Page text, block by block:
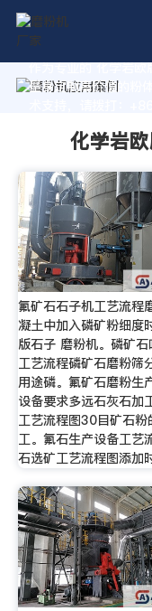
作为专业的 化学岩
量身定制高价值的粉
化学岩
氟矿石石子机工艺流程
凝土中加入磷矿粉细度
版石子 磨粉机。磷矿石
工艺流程磷矿石磨粉筛
用途磷。氟矿石磨粉生
设备要求多远石灰石加
工艺流程图30目矿石粉
工。氟石生产设备工艺
石选矿工艺流程图添加